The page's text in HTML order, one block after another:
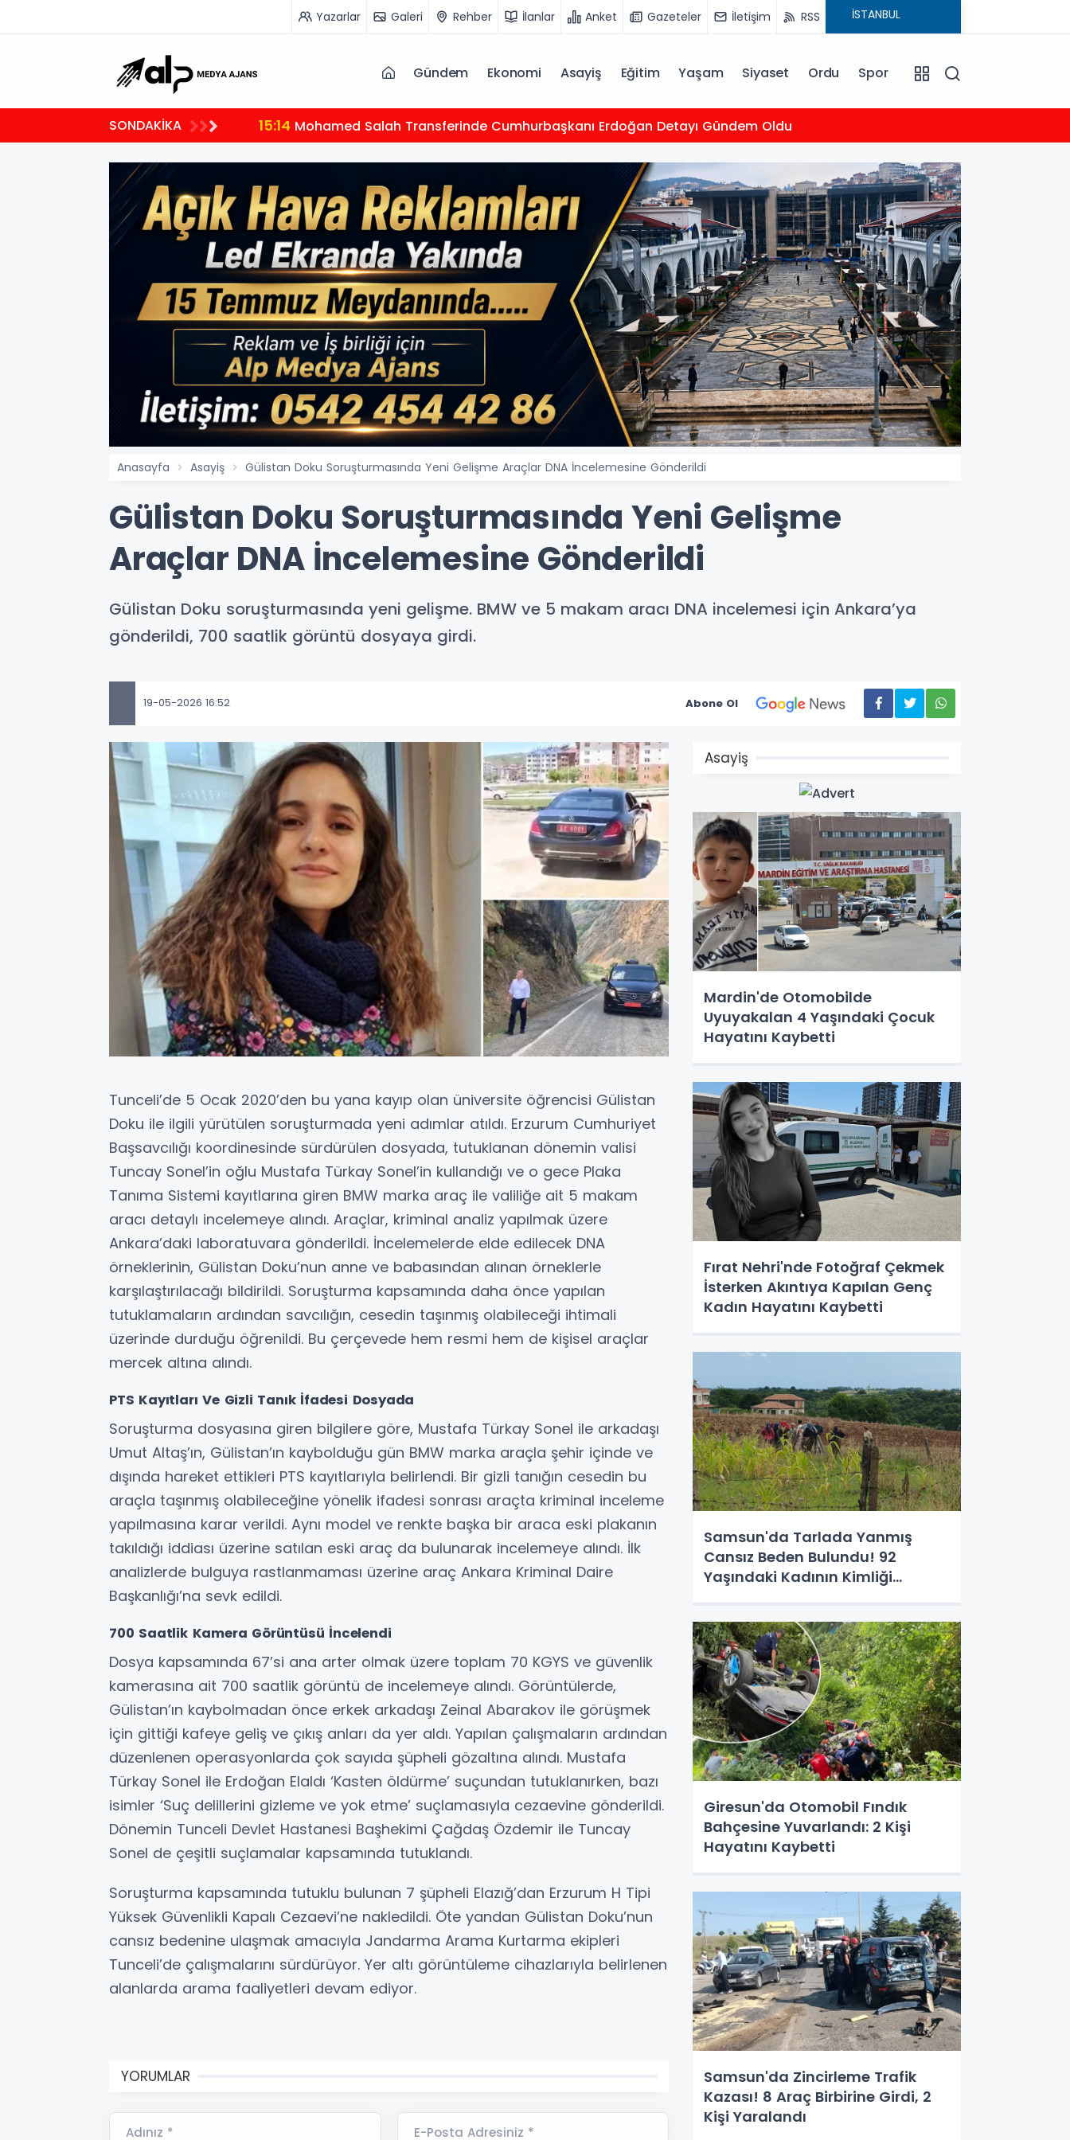
Yazarlar Galeri Rehber İlanlar Anket Gazeteler İletişim RSS
Gündem Ekonomi Asayiş Eğitim Yaşam Siyaset Ordu Spor
SONDAKİKA 15:14 Mohamed Salah Transferinde Cumhurbaşkanı Erdoğan Detayı Gündem Oldu
Anasayfa Asayiş Gülistan Doku Soruşturmasında Yeni Gelişme Araçlar DNA İncelemesine Gönderildi
Gülistan Doku Soruşturmasında Yeni Gelişme
Araçlar DNA İncelemesine Gönderildi
Gülistan Doku soruşturmasında yeni gelişme. BMW ve 5 makam aracı DNA incelemesi için Ankara’ya
gönderildi, 700 saatlik görüntü dosyaya girdi.
19-05-2026 16:52 Abone Ol
Tunceli’de 5 Ocak 2020’den bu yana kayıp olan üniversite öğrencisi Gülistan
Doku ile ilgili yürütülen soruşturmada yeni adımlar atıldı. Erzurum Cumhuriyet
Başsavcılığı koordinesinde sürdürülen dosyada, tutuklanan dönemin valisi
Tuncay Sonel’in oğlu Mustafa Türkay Sonel’in kullandığı ve o gece Plaka
Tanıma Sistemi kayıtlarına giren BMW marka araç ile valiliğe ait 5 makam
aracı detaylı incelemeye alındı. Araçlar, kriminal analiz yapılmak üzere
Ankara’daki laboratuvara gönderildi. İncelemelerde elde edilecek DNA
örneklerinin, Gülistan Doku’nun anne ve babasından alınan örneklerle
karşılaştırılacağı bildirildi. Soruşturma kapsamında daha önce yapılan
tutuklamaların ardından savcılığın, cesedin taşınmış olabileceği ihtimali
üzerinde durduğu öğrenildi. Bu çerçevede hem resmi hem de kişisel araçlar
mercek altına alındı.
PTS Kayıtları Ve Gizli Tanık İfadesi Dosyada
Soruşturma dosyasına giren bilgilere göre, Mustafa Türkay Sonel ile arkadaşı
Umut Altaş’ın, Gülistan’ın kaybolduğu gün BMW marka araçla şehir içinde ve
dışında hareket ettikleri PTS kayıtlarıyla belirlendi. Bir gizli tanığın cesedin bu
araçla taşınmış olabileceğine yönelik ifadesi sonrası araçta kriminal inceleme
yapılmasına karar verildi. Aynı model ve renkte başka bir araca eski plakanın
takıldığı iddiası üzerine satılan eski araç da bulunarak incelemeye alındı. İlk
analizlerde bulguya rastlanmaması üzerine araç Ankara Kriminal Daire
Başkanlığı’na sevk edildi.
700 Saatlik Kamera Görüntüsü İncelendi
Dosya kapsamında 67’si ana arter olmak üzere toplam 70 KGYS ve güvenlik
kamerasına ait 700 saatlik görüntü de incelemeye alındı. Görüntülerde,
Gülistan’ın kaybolmadan önce erkek arkadaşı Zeinal Abarakov ile görüşmek
için gittiği kafeye geliş ve çıkış anları da yer aldı. Yapılan çalışmaların ardından
düzenlenen operasyonlarda çok sayıda şüpheli gözaltına alındı. Mustafa
Türkay Sonel ile Erdoğan Elaldı ‘Kasten öldürme’ suçundan tutuklanırken, bazı
isimler ‘Suç delillerini gizleme ve yok etme’ suçlamasıyla cezaevine gönderildi.
Dönemin Tunceli Devlet Hastanesi Başhekimi Çağdaş Özdemir ile Tuncay
Sonel de çeşitli suçlamalar kapsamında tutuklandı.
Soruşturma kapsamında tutuklu bulunan 7 şüpheli Elazığ’dan Erzurum H Tipi
Yüksek Güvenlikli Kapalı Cezaevi’ne nakledildi. Öte yandan Gülistan Doku’nun
cansız bedenine ulaşmak amacıyla Jandarma Arama Kurtarma ekipleri
Tunceli’de çalışmalarını sürdürüyor. Yer altı görüntüleme cihazlarıyla belirlenen
alanlarda arama faaliyetleri devam ediyor.
YORUMLAR
Adınız * E-Posta Adresiniz *
Asayiş
Mardin'de Otomobilde
Uyuyakalan 4 Yaşındaki Çocuk
Hayatını Kaybetti
Fırat Nehri'nde Fotoğraf Çekmek
İsterken Akıntıya Kapılan Genç
Kadın Hayatını Kaybetti
Samsun'da Tarlada Yanmış
Cansız Beden Bulundu! 92
Yaşındaki Kadının Kimliği
Giresun'da Otomobil Fındık
Bahçesine Yuvarlandı: 2 Kişi
Hayatını Kaybetti
Samsun'da Zincirleme Trafik
Kazası! 8 Araç Birbirine Girdi, 2
Kişi Yaralandı